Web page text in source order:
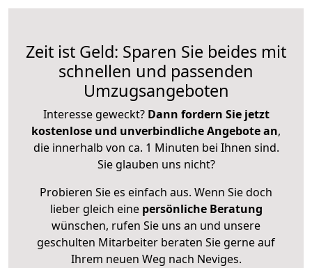
Zeit ist Geld: Sparen Sie beides mit
schnellen und passenden
Umzugsangeboten
Interesse geweckt? Dann fordern Sie jetzt
kostenlose und unverbindliche Angebote an,
die innerhalb von ca. 1 Minuten bei Ihnen sind.
Sie glauben uns nicht?
Probieren Sie es einfach aus. Wenn Sie doch
lieber gleich eine persönliche Beratung
wünschen, rufen Sie uns an und unsere
geschulten Mitarbeiter beraten Sie gerne auf
Ihrem neuen Weg nach Neviges.